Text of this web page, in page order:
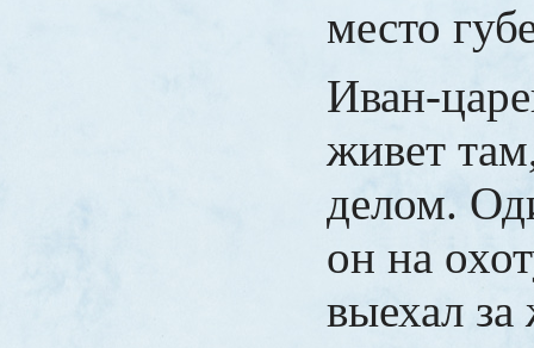
место
Иван-
живет
делом.
он на
выехал